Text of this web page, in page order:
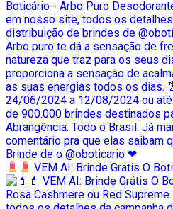
VEM AI: Brinde Grátis O